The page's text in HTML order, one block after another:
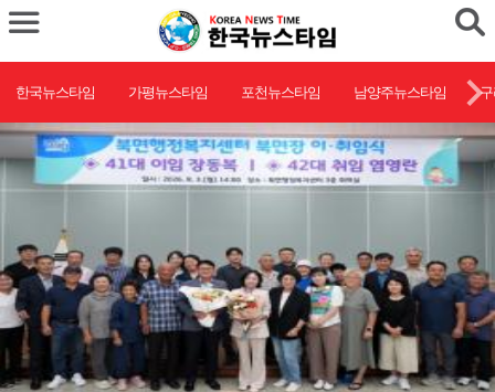
한국뉴스타임 가평뉴스타임 포천뉴스타임 남양주뉴스타임